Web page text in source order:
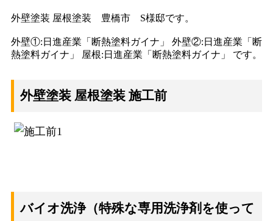
外壁塗装 屋根塗装 豊橋市 S様邸です。
外壁①:日進産業「断熱塗料ガイナ」 外壁②:日進産業「断
熱塗料ガイナ」 屋根:日進産業「断熱塗料ガイナ」 です。
外壁塗装 屋根塗装 施工前
バイオ洗浄（特殊な専用洗浄剤を使って